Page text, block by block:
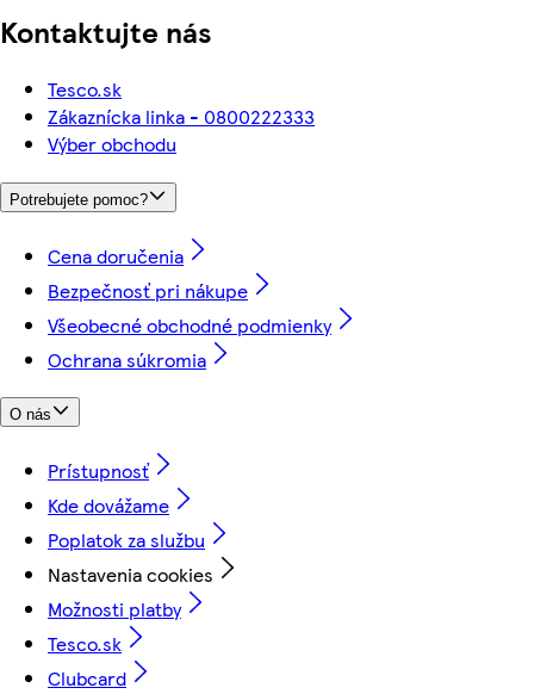
Kontaktujte nás
Tesco.sk
Zákaznícka linka - 0800222333
Výber obchodu
Potrebujete pomoc?
Cena doručenia
Bezpečnosť pri nákupe
Všeobecné obchodné podmienky
Ochrana súkromia
O nás
Prístupnosť
Kde dovážame
Poplatok za službu
Nastavenia cookies
Možnosti platby
Tesco.sk
Clubcard